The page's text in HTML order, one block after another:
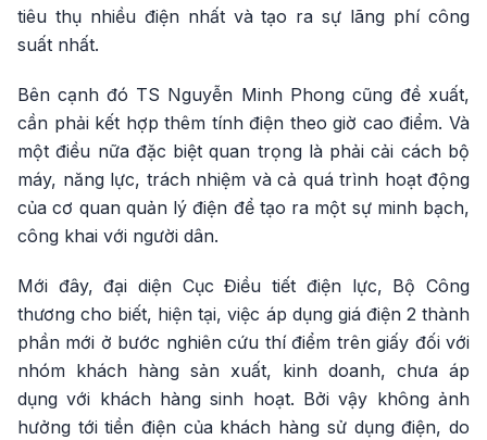
tiêu thụ nhiều điện nhất và tạo ra sự lãng phí công
suất nhất.
Bên cạnh đó TS Nguyễn Minh Phong cũng đề xuất,
cần phải kết hợp thêm tính điện theo giờ cao điểm. Và
một điều nữa đặc biệt quan trọng là phải cải cách bộ
máy, năng lực, trách nhiệm và cả quá trình hoạt động
của cơ quan quản lý điện để tạo ra một sự minh bạch,
công khai với người dân.
Mới đây, đại diện Cục Điều tiết điện lực, Bộ Công
thương cho biết, hiện tại, việc áp dụng giá điện 2 thành
phần mới ở bước nghiên cứu thí điểm trên giấy đối với
nhóm khách hàng sản xuất, kinh doanh, chưa áp
dụng với khách hàng sinh hoạt. Bởi vậy không ảnh
hưởng tới tiền điện của khách hàng sử dụng điện, do